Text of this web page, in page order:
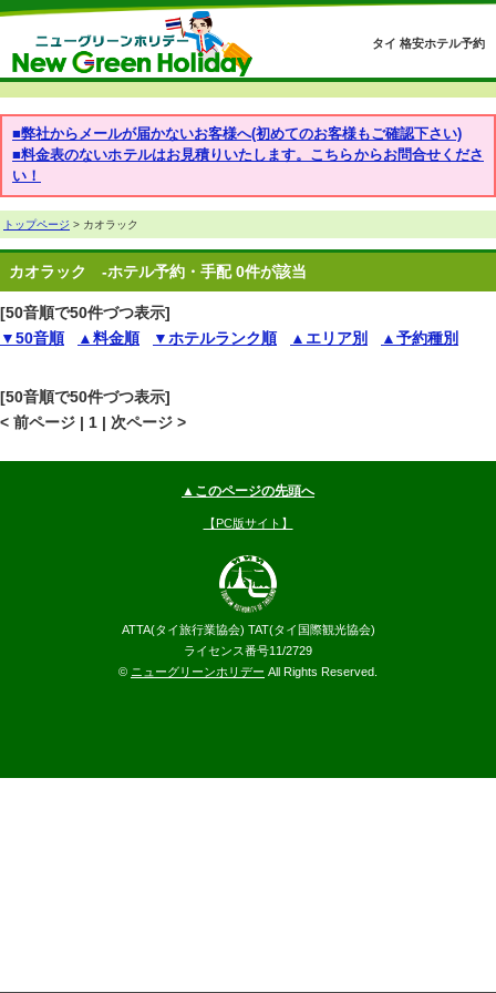
タイ 格安ホテル予約
■弊社からメールが届かないお客様へ(初めてのお客様もご確認下さい)
■料金表のないホテルはお見積りいたします。こちらからお問合せくださ
い！
トップページ > カオラック
カオラック -ホテル予約・手配 0件が該当
[50音順で50件づつ表示]
▼50音順
▲料金順 ▼ホテルランク順 ▲エリア別 ▲予約種別
[50音順で50件づつ表示]
< 前ページ | 1 | 次ページ >
▲このページの先頭へ
【PC版サイト】
ATTA(タイ旅行業協会) TAT(タイ国際観光協会)
ライセンス番号11/2729
© ニューグリーンホリデー All Rights Reserved.